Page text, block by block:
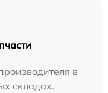
в
складах.